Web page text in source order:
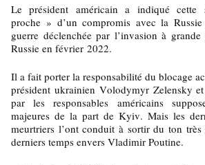
Le président américain a indiqué cette
proche » d’un compromis avec la
guerre déclenchée par l’invasion à
Russie en février 2022.
Il a fait porter la responsabilité du blocage
président ukrainien Volodymyr Zelensky
par les responsables américains
majeures de la part de Kyiv. Mais les
meurtriers l’ont conduit à sortir du ton
derniers temps envers Vladimir Poutine.